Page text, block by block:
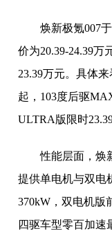
焕新极氪007
价为20.39-24.39万
23.39万元。具体
起，103度后驱
ULTRA版限时
性能层面，焕
提供单电机与双电
370kW，双电机版
四驱车型零百加速